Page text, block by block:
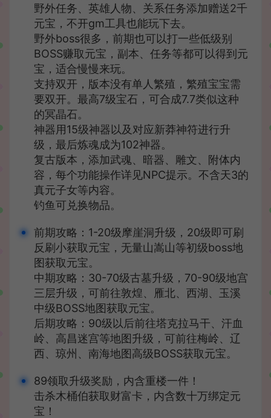
野外任务、英雄人物、关系任务添加赠送2千
元宝，不开gm工具也能玩下去。
野外boss很多，前期也可以打一些低级别
BOSS赚取元宝，副本、任务等都可以得到元
宝，适合慢慢来玩。
支持双开，版本没有单人繁殖，繁殖宝宝需
要双开。最高7级宝石，可合成7.7类似这种
的冥晶石。
神器用15级神器以及对应新莽神符进行升
级，最后炼魂成为102神器。
复古版本，添加武魂、暗器、雕文、附体内
容，每个功能操作详见NPC提示。不含天3的
真元子女等内容。
钓鱼可兑换物品。
前期攻略：1-20级摩崖洞升级，20级即可刷
反刷小获取元宝，无量山嵩山等初级boss地
图获取元宝。
中期攻略：30-70级古墓升级，70-90级地宫
三层升级，可前往敦煌、雁北、西湖、玉溪
中级BOSS地图获取元宝。
后期攻略：90级以后前往塔克拉马干、汗血
岭、高昌迷宫等地图升级，可前往梅岭、辽
西、琼州、南海地图高级BOSS获取元宝。
89领取升级奖励，内含重楼一件！
击杀木桶伯获取财富卡，内含数十万绑定元
宝！